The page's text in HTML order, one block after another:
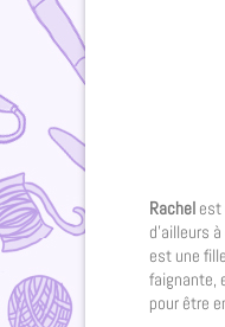
Rachel est
d’ailleurs
est une
faignante,
pour être